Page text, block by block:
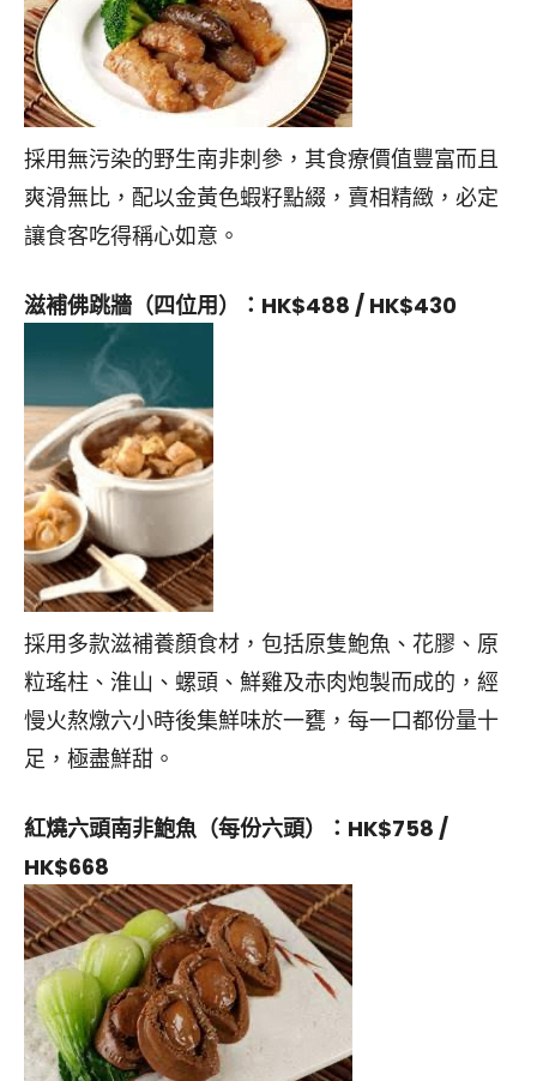
採用無污染的野生南非刺參，其食療價值豐富而且
爽滑無比，配以金黃色蝦籽點綴，賣相精緻，必定
讓食客吃得稱心如意。
滋補佛跳牆 （四位用）：HK$488 / HK$430
採用多款滋補養顏食材，包括原隻鮑魚、花膠、原
粒瑤柱、淮山、螺頭、鮮雞及赤肉炮製而成的，經
慢火熬燉六小時後集鮮味於一甕，每一口都份量十
足，極盡鮮甜。
紅燒六頭南非鮑魚 （每份六頭）：HK$758 /
HK$668